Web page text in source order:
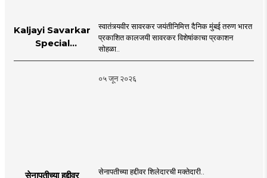
Kaljayi Savarkar
Special
स्वातंत्र्यवीर सावरकर जयंतीनिमित्त दैनिक मुंबई तरुण भारत
प्रकाशित कालजयी सावरकर विशेषांकाचा प्रकाशन
सोहळा..
०५ जून २०२६
सेनापतीच्या हद्दीवर
सेनापतीच्या हद्दीवर शिलेदारची मक्तेदारी..